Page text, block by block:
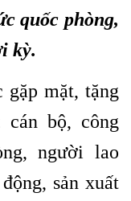
quốc phòng,
kỳ.
mặt, tặng
bộ, công
người lao
sản xuất